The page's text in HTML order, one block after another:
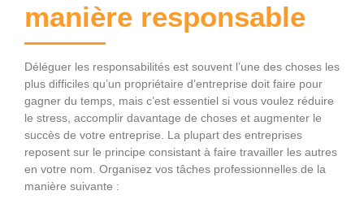
manière responsable
Déléguer les responsabilités est souvent l’une des choses les
plus difficiles qu’un propriétaire d’entreprise doit faire pour
gagner du temps, mais c’est essentiel si vous voulez réduire
le stress, accomplir davantage de choses et augmenter le
succès de votre entreprise. La plupart des entreprises
reposent sur le principe consistant à faire travailler les autres
en votre nom. Organisez vos tâches professionnelles de la
manière suivante :